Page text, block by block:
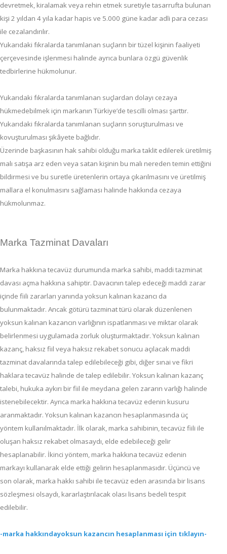
devretmek, kiralamak veya rehin etmek suretiyle tasarrufta bulunan
kişi 2 yıldan 4 yıla kadar hapis ve 5.000 güne kadar adli para cezası
ile cezalandırılır.
Yukarıdaki fıkralarda tanımlanan suçların bir tüzel kişinin faaliyeti
çerçevesinde işlenmesi halinde ayrıca bunlara özgü güvenlik
tedbirlerine hükmolunur.
Yukarıdaki fıkralarda tanımlanan suçlardan dolayı cezaya
hükmedebilmek için markanın Türkiye’de tescilli olması şarttır.
Yukarıdaki fıkralarda tanımlanan suçların soruşturulması ve
kovuşturulması şikâyete bağlıdır.
Üzerinde başkasının hak sahibi olduğu marka taklit edilerek üretilmiş
malı satışa arz eden veya satan kişinin bu malı nereden temin ettiğini
bildirmesi ve bu suretle üretenlerin ortaya çıkarılmasını ve üretilmiş
mallara el konulmasını sağlaması halinde hakkında cezaya
hükmolunmaz.
Marka Tazminat Davaları
Marka hakkına tecavüz durumunda marka sahibi, maddi tazminat
davası açma hakkına sahiptir. Davacının talep edeceği maddi zarar
içinde fiili zararları yanında yoksun kalınan kazancı da
bulunmaktadır. Ancak götürü tazminat türü olarak düzenlenen
yoksun kalınan kazancın varlığının ispatlanması ve miktar olarak
belirlenmesi uygulamada zorluk oluşturmaktadır. Yoksun kalınan
kazanç, haksız fiil veya haksız rekabet sonucu açılacak maddi
tazminat davalarında talep edilebileceği gibi, diğer sınai ve fikri
haklara tecavüz halinde de talep edilebilir. Yoksun kalınan kazanç
talebi, hukuka aykırı bir fiil ile meydana gelen zararın varlığı halinde
istenebilecektir. Ayrıca marka hakkına tecavüz edenin kusuru
aranmaktadır. Yoksun kalınan kazancın hesaplanmasında üç
yöntem kullanılmaktadır. İlk olarak, marka sahibinin, tecavüz fiili ile
oluşan haksız rekabet olmasaydı, elde edebileceği gelir
hesaplanabilir. İkinci yöntem, marka hakkına tecavüz edenin
markayı kullanarak elde ettiği gelirin hesaplanmasıdır. Üçüncü ve
son olarak, marka hakkı sahibi ile tecavüz eden arasında bir lisans
sözleşmesi olsaydı, kararlaştırılacak olası lisans bedeli tespit
edilebilir.
-marka hakkındayoksun kazancın hesaplanması için tıklayın-